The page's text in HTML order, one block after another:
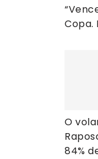
Copa.
O
84%